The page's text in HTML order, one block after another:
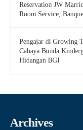
Reservation JW
Room Service,
Pengajar di Growing
Cahaya Bunda
Hidangan BGI
Archives